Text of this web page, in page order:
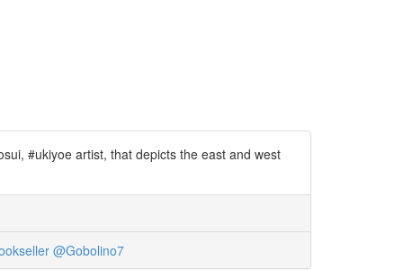
#ukiyoe artist, that depicts the east and west
@Gobolino7